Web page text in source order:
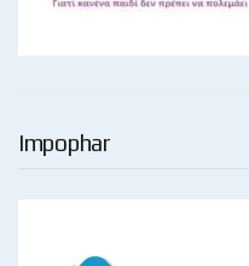
Impophar